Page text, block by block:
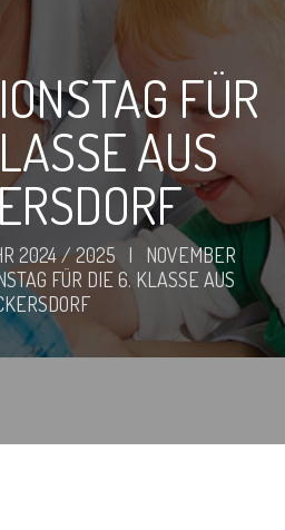
FÜR
AUS
2024 / 2025 |
NOVEMBER
FÜR DIE 6. KLASSE AUS